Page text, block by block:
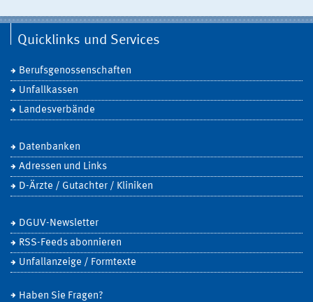
Quicklinks und Services
Berufsgenossenschaften
Unfallkassen
Landesverbände
Datenbanken
Adressen und Links
D-Ärzte / Gutachter / Kliniken
DGUV-Newsletter
RSS-Feeds abonnieren
Unfallanzeige / Formtexte
Haben Sie Fragen?